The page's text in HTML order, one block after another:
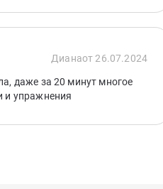
Дианаот 26.07.2024
даже за 20 минут многое
и упражнения